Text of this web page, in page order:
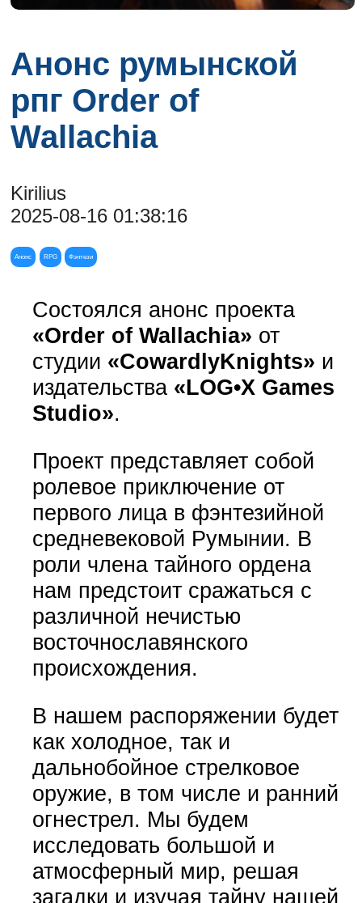
Анонс румынской
рпг Order of
Wallachia
Kirilius
2025-08-16 01:38:16
Анонс RPG Фэнтези
Состоялся анонс проекта
«Order of Wallachia» от
студии «CowardlyKnights» и
издательства«LOG•X Games
Studio».
Проект представляет собой
ролевое приключение от
первого лица в фэнтезийной
средневековой Румынии. В
роли члена тайного ордена
нам предстоит сражаться с
различной нечистью
восточнославянского
происхождения.
В нашем распоряжении будет
как холодное, так и
дальнобойное стрелковое
оружие, в том числе и ранний
огнестрел. Мы будем
исследовать большой и
атмосферный мир, решая
загадки и изучая тайну нашей